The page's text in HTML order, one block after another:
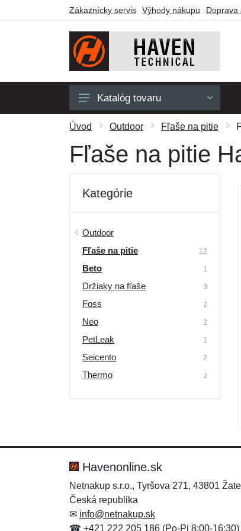
Zákaznícky servis Výhody nákupu Doprava
Pánske
Dámske
Doplnky
Outdoor
Darčekové poukazy
Výpredaj
Katalóg tovaru
Úvod Outdoor Fľaše na pitie
Fľaše na pitie
Kategórie
Outdoor
Fľaše na pitie
12
Beto 1
Držiaky na fľaše 3
Foss 2
Neo 2
PetLeak 1
Seicento 2
Thermo 1
Havenonline.sk
Netnakup s.r.o., Tyršova 271, 43801
Česká republika
✉ info@netnakup.sk
☎ +421 222 205 186 (Po-Pi 8:00-16:30)